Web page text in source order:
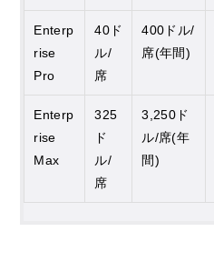
Enterp
rise
Pro
40ド
ル/
席
400ドル/
席(年間)
Enterp
rise
Max
325
ド
ル/
席
3,250ド
ル/席(年
間)